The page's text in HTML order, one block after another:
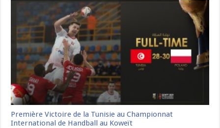
Première Victoire de la Tunisie au Championnat
International de Handball au Koweït